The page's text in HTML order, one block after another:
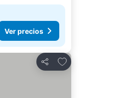
Ver precios
Compartir
Agregar a favoritos